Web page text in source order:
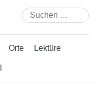
Suchen
nach:
Orte Lektüre